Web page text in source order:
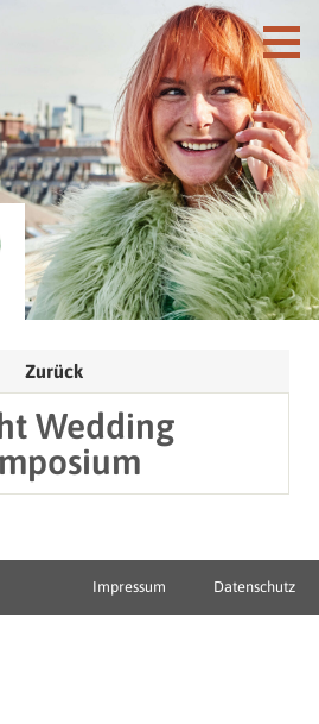
Zurück
Wedding
Impressum Datenschutz